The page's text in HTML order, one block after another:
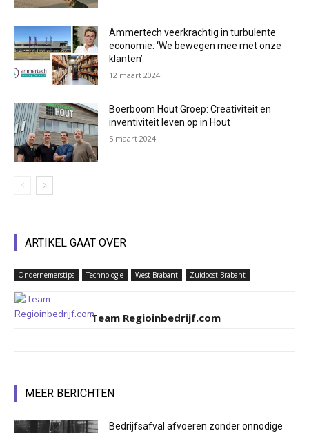
Ammertech veerkrachtig in turbulente
economie: ‘We bewegen mee met onze
klanten’
12 maart 2024
Boerboom Hout Groep: Creativiteit en
inventiviteit leven op in Hout
5 maart 2024
ARTIKEL GAAT OVER
Ondernemerstips Technologie West-Brabant Zuidoost-Brabant
Team Regioinbedrijf.com
MEER BERICHTEN
Bedrijfsafval afvoeren zonder onnodige